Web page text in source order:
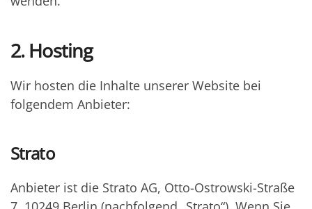
2. Hosting
Wir hosten die Inhalte unserer Website bei
folgendem Anbieter:
Strato
Anbieter ist die Strato AG, Otto-Ostrowski-Straße